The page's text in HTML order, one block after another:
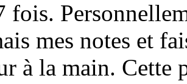
fois.
mes notes et
à la main. Cette